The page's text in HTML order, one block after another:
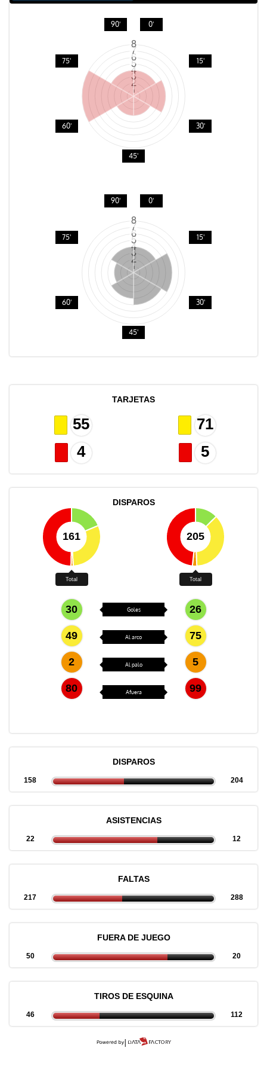
0'
15'
30'
45'
60'
75'
90'
0'
15'
30'
45'
60'
75'
90'
TARJETAS
55
4
71
5
DISPAROS
161
Total
30
49
2
80
205
Total
26
75
5
99
Goles
Al arco
Al palo
Afuera
DISPAROS
158 204
ASISTENCIAS
22 12
FALTAS
217 288
FUERA DE JUEGO
50 20
TIROS DE ESQUINA
46 112